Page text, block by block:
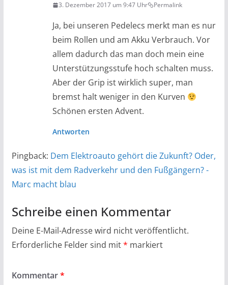
3. Dezember 2017 um 9:47 Uhr Permalink
Ja, bei unseren Pedelecs merkt man es nur
beim Rollen und am Akku Verbrauch. Vor
allem dadurch das man doch mein eine
Unterstützungsstufe hoch schalten muss.
Aber der Grip ist wirklich super, man
bremst halt weniger in den Kurven
Schönen ersten Advent.
Antworten
Pingback: Dem Elektroauto gehört die Zukunft? Oder,
was ist mit dem Radverkehr und den Fußgängern? -
Marc macht blau
Schreibe einen Kommentar
Deine E-Mail-Adresse wird nicht veröffentlicht.
Erforderliche Felder sind mit* markiert
Kommentar*